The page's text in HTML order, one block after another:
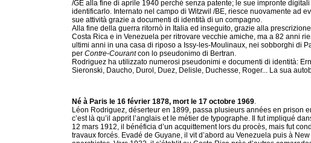
/GE alla fine di aprile 1940 perché senza patente; le sue impronte
identificarlo. Internato nel campo di Witzwil /BE, riesce nuovamente ad
sue attività grazie a documenti di identità di un compagno.
Alla fine della guerra ritornò in Italia ed inseguito, grazie alla
Costa Rica e in Venezuela per ritrovare vecchie amiche, ma a 82 anni
ultimi anni in una casa di riposo a Issy-les-Moulinaux, nei sobborghi di
per Contre-Courantcon lo pseudonimo di Bertran.
Rodriguez ha utilizzato numerosi pseudonimi e documenti di identità:
Sieronski, Daucho, Durol, Duez, Delisle, Duchesse, Roger... La sua
Né à Paris le 16 février 1878, mort le 17 octobre 1969.
Léon Rodriguez, déserteur en 1899, passa plusieurs années en prison
c’est là qu’il apprit l’anglais et le métier de typographe. Il fut impliqué
12 mars 1912, il bénéficia d’un acquittement lors du procès, mais fut
travaux forcés. Evadé de Guyane, il vit d’abord au Venezuela puis à